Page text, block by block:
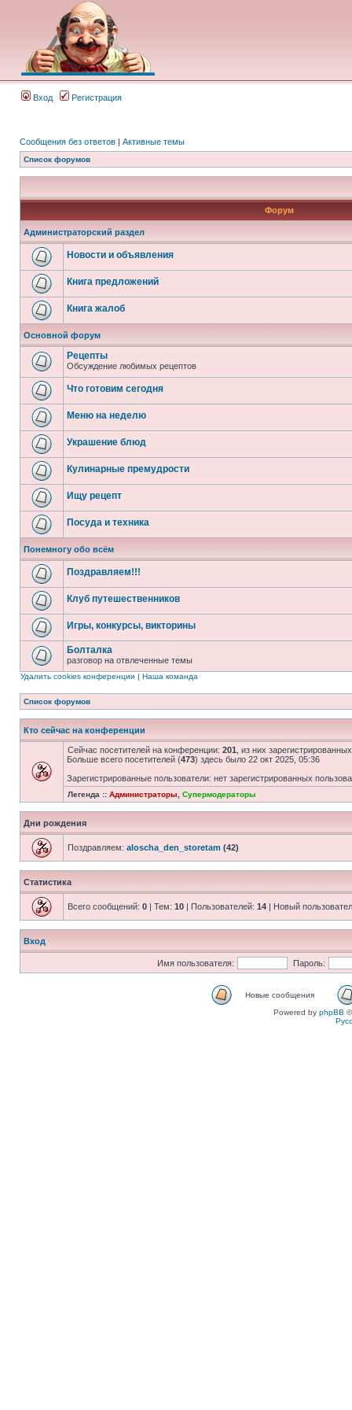
Вход Регистрация
Сообщения без ответов | Активные темы
Список форумов
Форум
Администраторский раздел
Новости и объявления
Книга предложений
Книга жалоб
Основной форум
Рецепты
Обсуждение любимых рецептов
Что готовим сегодня
Меню на неделю
Украшение блюд
Кулинарные премудрости
Ищу рецепт
Посуда и техника
Понемногу обо всём
Поздравляем!!!
Клуб путешественников
Игры, конкурсы, викторины
Болталка
разговор на отвлеченные темы
Удалить cookies конференции | Наша команда
Список форумов
Кто сейчас на конференции
Сейчас посетителей на конференции: 201 , из них
Больше всего посетителей (473) здесь было 22 окт 2025, 05:36
Зарегистрированные пользователи: нет зарегистрированных
Легенда :: Администраторы Супермодераторы
Дни рождения
Поздравляем: aloscha_den_storetam (42)
Статистика
Всего сообщений: 0 | Тем: 10 | Пользователей: 14 | Новый
Вход
Имя пользователя: Пароль:
Новые сообщения
Powered by phpBB